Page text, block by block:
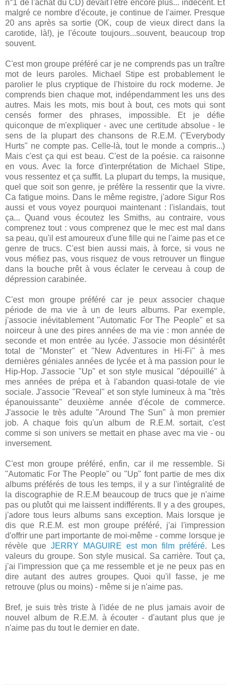
n°1 de l'achat du CD) devait l'être encore plus... indécent. Et
malgré ce nombre d'écoute, je continue de l'aimer. Presque
20 ans après sa sortie (OK, coup de vieux direct dans la
carotide, là!), je l'écoute toujours...souvent, beaucoup trop
souvent.
C'est mon groupe préféré car je ne comprends pas un traître
mot de leurs paroles. Michael Stipe est probablement le
parolier le plus cryptique de l'histoire du rock moderne. Je
comprends bien chaque mot, indépendamment les uns des
autres. Mais les mots, mis bout à bout, ces mots qui sont
censés former des phrases, impossible. Et je défie
quiconque de m'expliquer - avec une certitude absolue - le
sens de la plupart des chansons de R.E.M. ("Everybody
Hurts" ne compte pas. Celle-là, tout le monde a compris...)
Mais c'est ça qui est beau. C'est de la poésie. ca raisonne
en vous. Avec la force d'interprétation de Michael Stipe,
vous ressentez et ça suffit. La plupart du temps, la musique,
quel que soit son genre, je préfère la ressentir que la vivre.
Ca fatigue moins. Dans le même registre, j'adore Sigur Ros
aussi et vous voyez pourquoi maintenant : l'islandais, tout
ça... Quand vous écoutez les Smiths, au contraire, vous
comprenez tout : vous comprenez que le mec est mal dans
sa peau, qu'il est amoureux d'une fille qui ne l'aime pas et ce
genre de trucs. C'est bien aussi mais, à force, si vous ne
vous méfiez pas, vous risquez de vous retrouver un flingue
dans la bouche prêt à vous éclater le cerveau à coup de
dépression carabinée.
C'est mon groupe préféré car je peux associer chaque
période de ma vie à un de leurs albums. Par exemple,
j'associe inévitablement "Automatic For The People" et sa
noirceur à une des pires années de ma vie : mon année de
seconde et mon entrée au lycée. J'associe mon désintérêt
total de "Monster" et "New Adventures in Hi-Fi" à mes
dernières géniales années de lycée et à ma passion pour le
Hip-Hop. J'associe "Up" et son style musical "dépouillé" à
mes années de prépa et à l'abandon quasi-totale de vie
sociale. J'associe "Reveal" et son style lumineux à ma "très
épanouissante" deuxième année d'école de commerce.
J'associe le très adulte "Around The Sun" à mon premier
job. A chaque fois qu'un album de R.E.M. sortait, c'est
comme si son univers se mettait en phase avec ma vie - ou
inversement.
C'est mon groupe préféré, enfin, car il me ressemble. Si
"Automatic For The People" ou "Up" font partie de mes dix
albums préférés de tous les temps, il y a sur l'intégralité de
la discographie de R.E.M beaucoup de trucs que je n'aime
pas ou plutôt qui me laissent indifférents. Il y a des groupes,
j'adore tous leurs albums sans exception. Mais lorsque je
dis que R.E.M. est mon groupe préféré, j'ai l'impression
d'offrir une part importante de moi-même - comme lorsque je
révèle que JERRY MAGUIRE est mon film préféré. Les
valeurs du groupe. Son style musical. Sa carrière. Tout ça,
j'ai l'impression que ça me ressemble et je ne peux pas en
dire autant des autres groupes. Quoi qu'il fasse, je me
retrouve (plus ou moins) - même si je n'aime pas.
Bref, je suis très triste à l'idée de ne plus jamais avoir de
nouvel album de R.E.M. à écouter - d'autant plus que je
n'aime pas du tout le dernier en date.